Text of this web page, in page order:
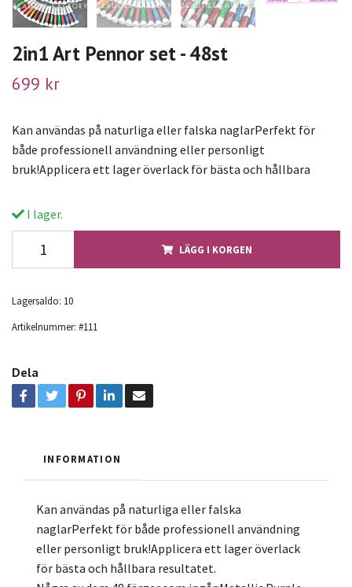
2in1 Art Pennor set - 48st
699 kr
Kan användas på naturliga eller falska naglarPerfekt för
både professionell användning eller personligt
bruk!Applicera ett lager överlack för bästa och hållbara
I lager.
LÄGG I KORGEN
Lagersaldo: 10
Artikelnummer: #111
Dela
INFORMATION
Kan användas på naturliga eller falska
naglarPerfekt för både professionell användning
eller personligt bruk!Applicera ett lager överlack
för bästa och hållbara resultatet.